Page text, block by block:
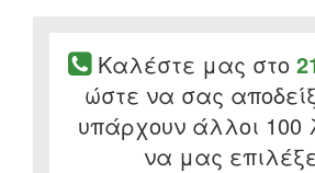
Καλέστε μας στο
ώστε να σας
υπάρχουν άλλοι 100
να μας